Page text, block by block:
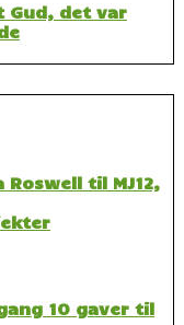
Gud, det var
til MJ12,
10 gaver til